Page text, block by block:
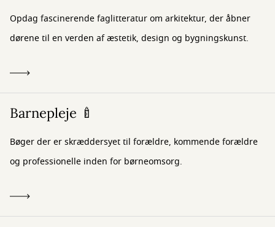
Opdag fascinerende faglitteratur om arkitektur, der åbner
dørene til en verden af æstetik, design og bygningskunst.
Barnepleje 🍼
Bøger der er skræddersyet til forældre, kommende forældre
og professionelle inden for børneomsorg.